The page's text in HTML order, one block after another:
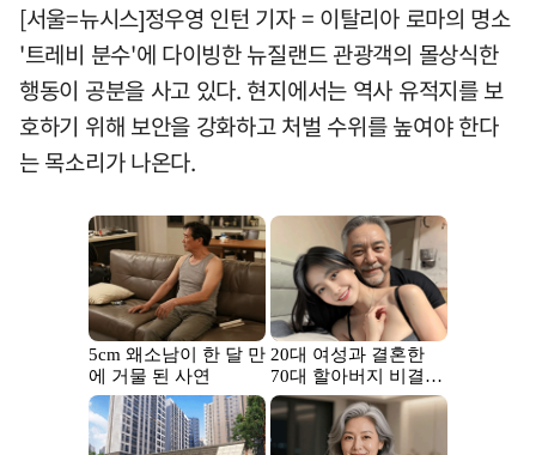
[서울=뉴시스]정우영 인턴 기자 = 이탈리아 로마의 명소
'트레비 분수'에 다이빙한 뉴질랜드 관광객의 몰상식한
행동이 공분을 사고 있다. 현지에서는 역사 유적지를 보
호하기 위해 보안을 강화하고 처벌 수위를 높여야 한다
는 목소리가 나온다.